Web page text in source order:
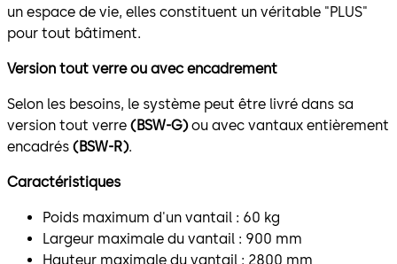
un espace de vie, elles constituent un véritable "PLUS"
pour tout bâtiment.
Version tout verre ou avec encadrement
Selon les besoins, le système peut être livré dans sa
version tout verre (BSW-G)ou avec vantaux entièrement
encadrés (BSW-R).
Caractéristiques
Poids maximum d'un vantail : 60 kg
Largeur maximale du vantail : 900 mm
Hauteur maximale du vantail : 2800 mm